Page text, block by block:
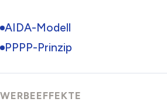
AIDA-Modell
PPPP-Prinzip
WERBEEFFEKTE